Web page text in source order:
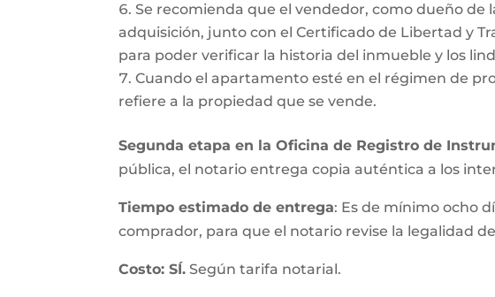
Se recomienda que el vendedor, como dueño
adquisición, junto con el Certificado de Libertad y
para poder verificar la historia del inmueble y los
Cuando el apartamento esté en el régimen de
refiere a la propiedad que se vende.
Segunda etapa en la Oficina de Registro de
pública, el notario entrega copia auténtica a los
Tiempo estimado de entrega: Es de mínimo ocho
comprador, para que el notario revise la legalidad
Costo: SÍ. Según tarifa notarial.